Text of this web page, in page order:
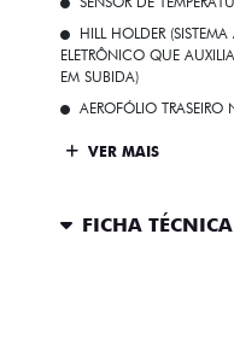
HILL HOLDER
ELETRÔNICO QUE
EM SUBIDA)
AEROFÓLIO
VER MAIS
FICHA TÉCNICA